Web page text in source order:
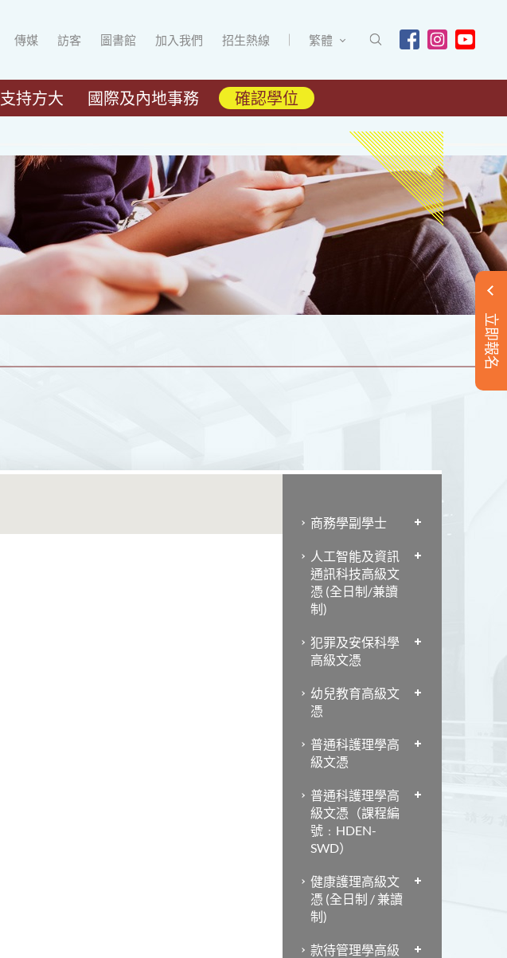
傳媒 訪客 圖書館 加入我們 招生熱線 繁體
支持方大 國際及內地事務 確認學位
立即報名
商務學副學士
人工智能及資訊
通訊科技高級文
憑 (全日制/兼讀
制)
犯罪及安保科學
高級文憑
幼兒教育高級文
憑
普通科護理學高
級文憑
普通科護理學高
級文憑（課程編
號﹕HDEN-
SWD）
健康護理高級文
憑 (全日制 / 兼讀
制)
款待管理學高級